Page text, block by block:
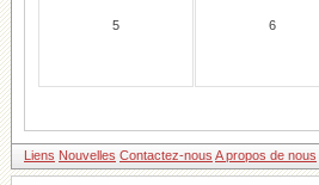
5 6
Liens Nouvelles Contactez-nous A propos de nous